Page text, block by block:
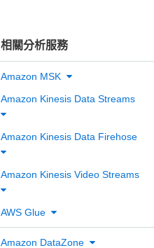
相關分析服務
Amazon MSK
Amazon Kinesis Data Streams
Amazon Kinesis Data Firehose
Amazon Kinesis Video Streams
AWS Glue
Amazon DataZone